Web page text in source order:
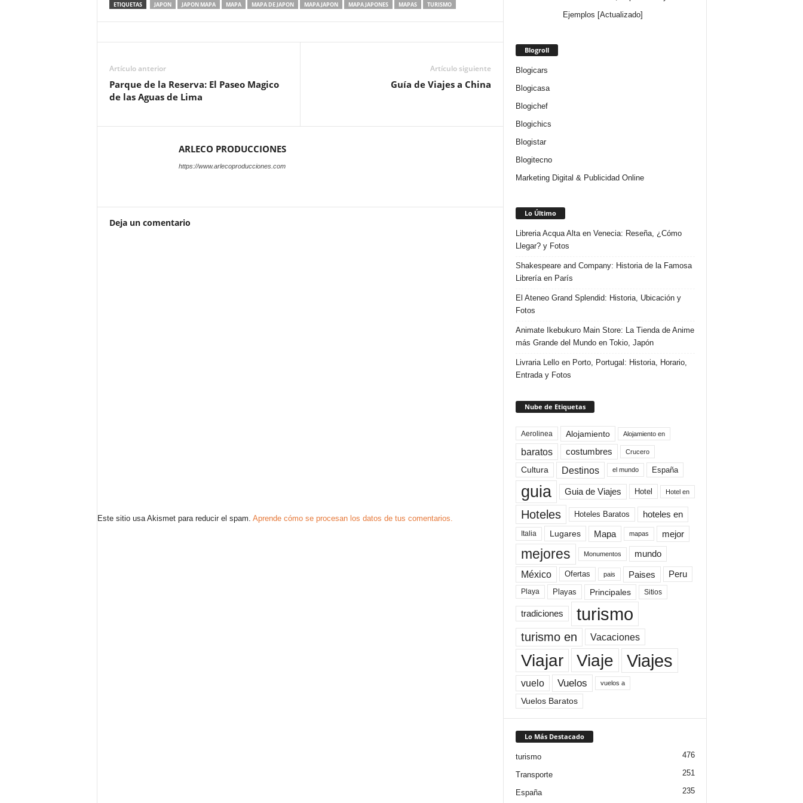
ETIQUETAS JAPON JAPON MAPA MAPA MAPA DE JAPON MAPA JAPON MAPA JAPONES MAPAS TURISMO
Artículo anterior
Parque de la Reserva: El Paseo Magico
de las Aguas de Lima
Artículo siguiente
Guía de Viajes a China
ARLECO PRODUCCIONES
https://www.arlecoproducciones.com
Deja un comentario
Este sitio usa Akismet para reducir el spam. Aprende cómo se procesan los datos de tus comentarios.
Ejemplos [Actualizado]
Blogroll
Blogicars
Blogicasa
Blogichef
Blogichics
Blogistar
Blogitecno
Marketing Digital & Publicidad Online
Lo Último
Libreria Acqua Alta en Venecia: Reseña, ¿Cómo
Llegar? y Fotos
Shakespeare and Company: Historia de la Famosa
Librería en París
El Ateneo Grand Splendid: Historia, Ubicación y
Fotos
Animate Ikebukuro Main Store: La Tienda de Anime
más Grande del Mundo en Tokio, Japón
Livraria Lello en Porto, Portugal: Historia, Horario,
Entrada y Fotos
Nube de Etiquetas
Aerolinea Alojamiento Alojamiento en
baratos costumbres Crucero
Cultura Destinos el mundo España
guia Guia de Viajes Hotel Hotel en
Hoteles Hoteles Baratos hoteles en
Italia Lugares Mapa mapas mejor
mejores Monumentos mundo
México Ofertas pais Paises Peru
Playa Playas Principales Sitios
tradiciones turismo
turismo en Vacaciones
Viajar Viaje Viajes
vuelo Vuelos vuelos a
Vuelos Baratos
Lo Más Destacado
turismo 476
Transporte 251
España 235